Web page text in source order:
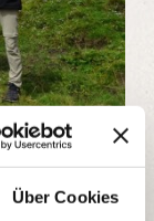
Über Cookies